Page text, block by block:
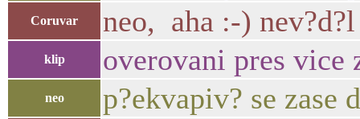
Coruvar neo, aha :-)
klip overovani pres vice
neo p?ekvapiv? se zase